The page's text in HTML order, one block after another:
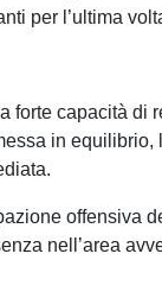
per l’ultima
forte capacità di
in equilibrio,
offensiva
nell’area